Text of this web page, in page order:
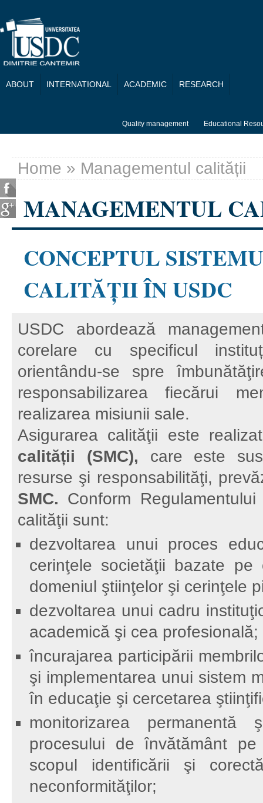
ABOUT INTERNATIONAL ACADEMIC RESEARCH
Quality management Educational
You are here
Home » Managementul calității
MANAGEMENTUL
CONCEPTUL
CALITĂȚII ÎN USDC
USDC abordează
corelare cu specificul
orientându-se spre
responsabilizarea fiecărui
realizarea misiunii sale.
Asigurarea calităţii este
calității (SMC), care este
resurse şi responsabilităţi,
SMC. Conform Regulamentului
calităţii sunt:
dezvoltarea unui proces
cerinţele societăţii bazate
domeniul ştiinţelor şi cerinţele
dezvoltarea unui cadru
academică şi cea profesională;
încurajarea participării
şi implementarea unui sistem
în educaţie şi cercetarea
monitorizarea
procesului de învătământ
scopul identificării şi
neconformităţilor;